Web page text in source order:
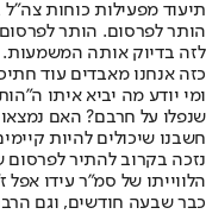
תיעוד מפעילות כוחות
הותר לפרסום. הותר
לזה בדיוק אותה המשמעות.
כזה אנחנו מאבדים עוד
ומי יודע מה יביא איתו
שנפלו על חרבם? האם
חשבנו שיכולים להיות
נזכה בקרוב להתיר לפרסום
הלווייתו של סמ"ר עידו אפל
כבר שבעה חודשים, וגם